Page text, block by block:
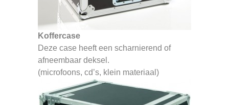
Koffercase
Deze case heeft een scharnierend of
afneembaar deksel.
(microfoons, cd’s, klein materiaal)